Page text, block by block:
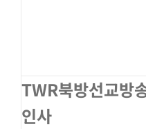
TWR북방선교방
인사